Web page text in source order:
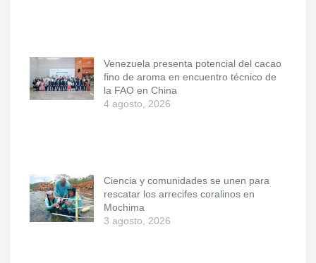
Venezuela presenta potencial del cacao
fino de aroma en encuentro técnico de
la FAO en China
4 agosto, 2026
Ciencia y comunidades se unen para
rescatar los arrecifes coralinos en
Mochima
3 agosto, 2026